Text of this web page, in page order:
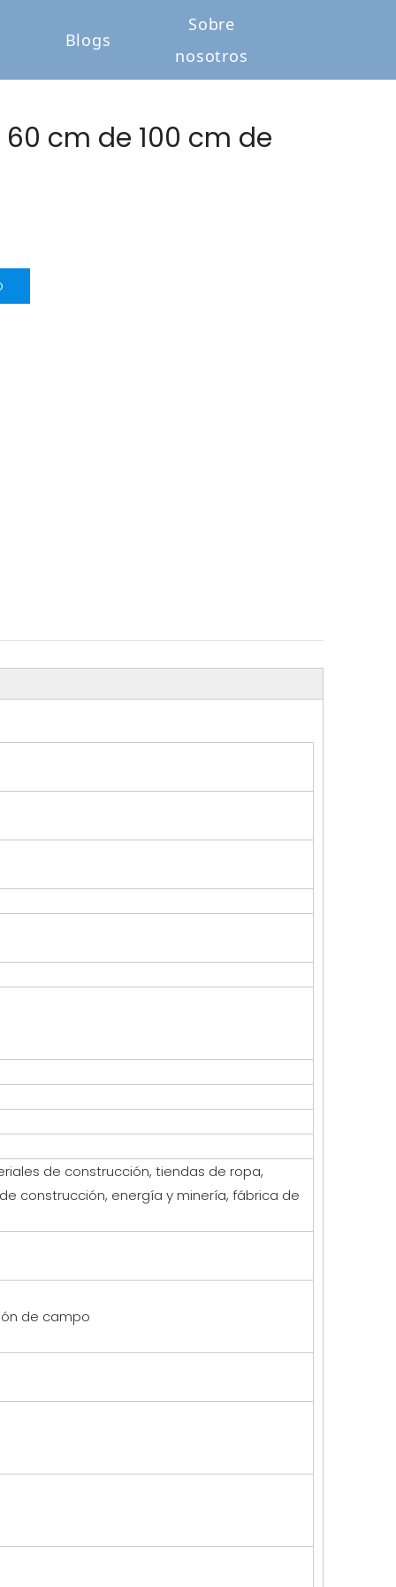
Blogs
Sobre
nosotros
cm de 100 cm de
de construcción, tiendas de ropa,
construcción, energía y minería, fábrica de
de campo